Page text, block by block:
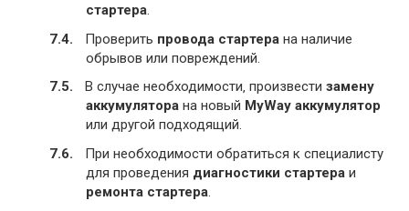
стартера.
Проверить провода стартера на наличие
обрывов или повреждений.
В случае необходимости‚ произвести замену
аккумулятора на новый MyWay аккумулятор
или другой подходящий.
При необходимости обратиться к специалисту
для проведения диагностики стартера и
ремонта стартера